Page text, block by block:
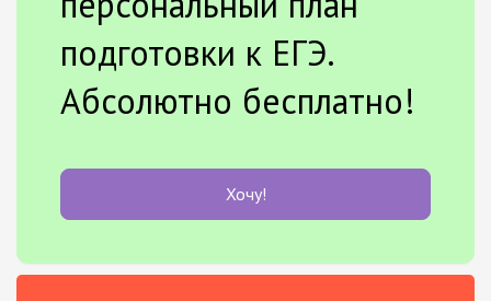
подготовки к ЕГЭ.
Абсолютно бесплатно!
Хочу!